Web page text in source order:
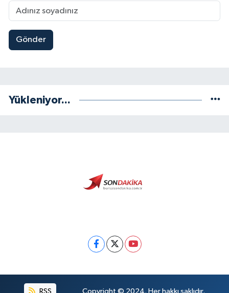
Gönder
Yükleniyor...
RSS Copyright © 2024. Her hakkı saklıdır.